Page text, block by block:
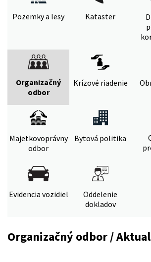
Pozemky a lesy Kataster
Organizačný
odbor
Krízové riadenie
Majetkovoprávny
odbor
Bytová politika
Evidencia vozidiel
Oddelenie
dokladov
Organizačný odbor /